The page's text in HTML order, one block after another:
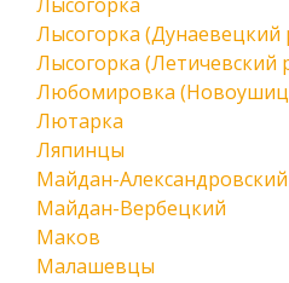
Лысогорка (Дунаевецкий
Лысогорка (Летичевский
Любомировка
Лютарка
Ляпинцы
Майдан-Александровский
Майдан-Вербецкий
Маков
Малашевцы